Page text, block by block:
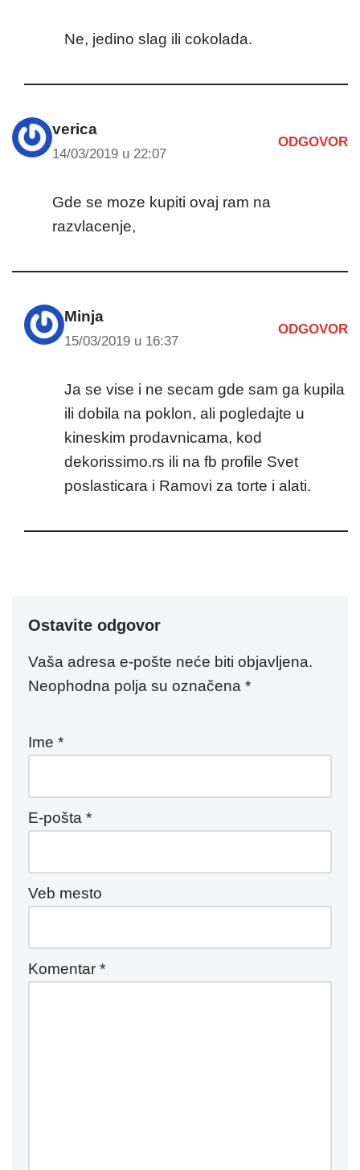
Ne, jedino slag ili cokolada.
verica
14/03/2019 u 22:07
ODGOVOR
Gde se moze kupiti ovaj ram na
razvlacenje,
Minja
15/03/2019 u 16:37
ODGOVOR
Ja se vise i ne secam gde sam ga kupila
ili dobila na poklon, ali pogledajte u
kineskim prodavnicama, kod
dekorissimo.rs ili na fb profile Svet
poslasticara i Ramovi za torte i alati.
Ostavite odgovor
Vaša adresa e-pošte neće biti objavljena.
Neophodna polja su označena *
Ime *
E-pošta *
Veb mesto
Komentar *